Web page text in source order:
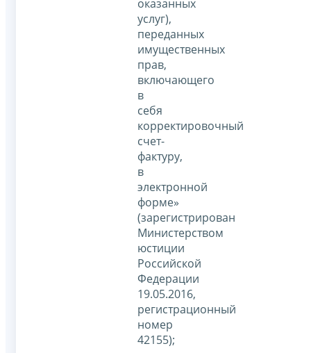
оказанных
услуг),
переданных
имущественных
прав,
включающего
в
себя
корректировочный
счет-
фактуру,
в
электронной
форме»
(зарегистрирован
Министерством
юстиции
Российской
Федерации
19.05.2016,
регистрационный
номер
42155);